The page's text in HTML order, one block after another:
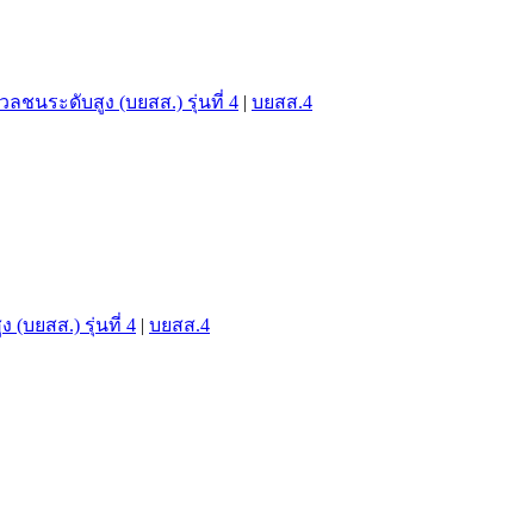
ชนระดับสูง (บยสส.) รุ่นที่ 4 | บยสส.4
(บยสส.) รุ่นที่ 4 | บยสส.4